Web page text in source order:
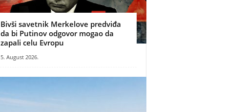
Bivši savetnik Merkelove predviđa
da bi Putinov odgovor mogao da
zapali celu Evropu
5. August 2026.